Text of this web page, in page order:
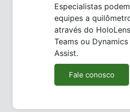
Especialistas
equipes a
através do
Teams ou
Assist.
Fale conosco